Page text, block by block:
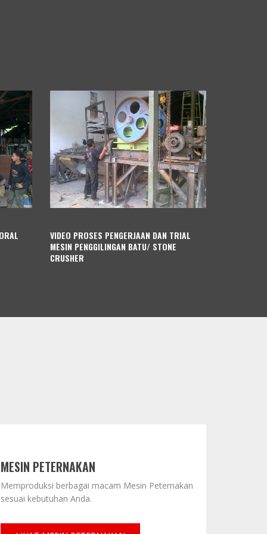
VIDEO PROSES PENGERJAAN DAN TRIAL
MESIN PENGGILINGAN BATU/ STONE
CRUSHER
MESIN PETERNAKAN
Memproduksi berbagai macam Mesin Peternakan
sesuai kebutuhan Anda.